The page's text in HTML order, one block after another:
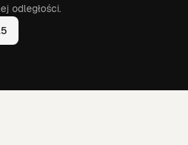
odległości.